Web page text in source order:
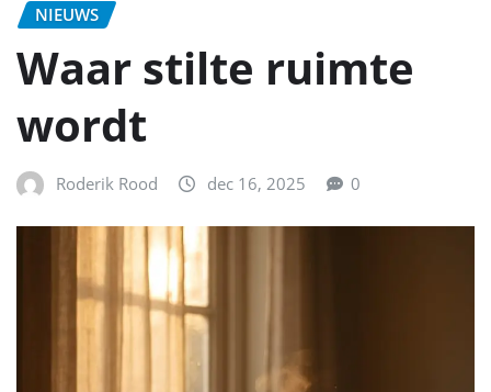
NIEUWS
Waar stilte ruimte
wordt
Roderik Rood dec 16, 2025 0